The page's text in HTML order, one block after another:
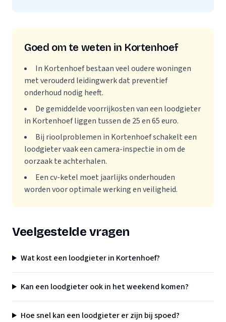
Goed om te weten in Kortenhoef
In Kortenhoef bestaan veel oudere woningen
met verouderd leidingwerk dat preventief
onderhoud nodig heeft.
De gemiddelde voorrijkosten van een loodgieter
in Kortenhoef liggen tussen de 25 en 65 euro.
Bij rioolproblemen in Kortenhoef schakelt een
loodgieter vaak een camera-inspectie in om de
oorzaak te achterhalen.
Een cv-ketel moet jaarlijks onderhouden
worden voor optimale werking en veiligheid.
Veelgestelde vragen
Wat kost een loodgieter in Kortenhoef?
Kan een loodgieter ook in het weekend komen?
Hoe snel kan een loodgieter er zijn bij spoed?